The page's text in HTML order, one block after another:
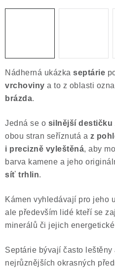
Výkup minerálů a drahých
Formulář pro uplatnění
Poučení o právu na odstoupení
Nádherná ukázka septárie
vrchoviny a to z oblasti
brázda.
Jedná se o silnější destičku
obou stran seříznutá a z
i precizně vyleštěná, aby
barva kamene a jeho
síť trhlin.
Kámen vyhledávají pro jeho
ale především lidé kteří se
minerálů či jejich
Septárie bývají často
nejrůznějších okrasných